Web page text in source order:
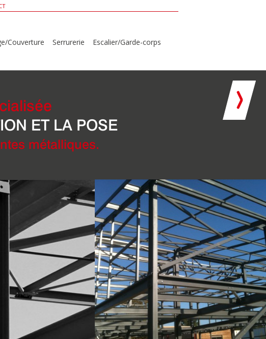
Couverture Serrurerie Escalier/Garde-corps
ET LA POSE
métalliques.